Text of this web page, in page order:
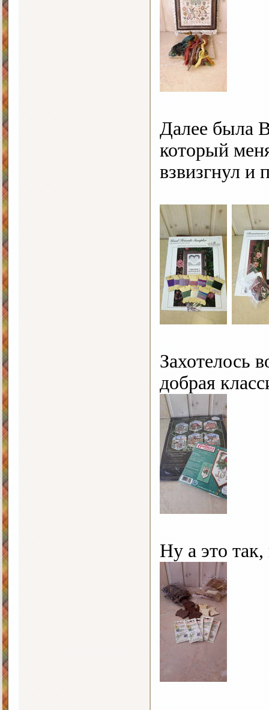
Далее была
который
взвизгнул и
Захотелось
добрая
Ну а это